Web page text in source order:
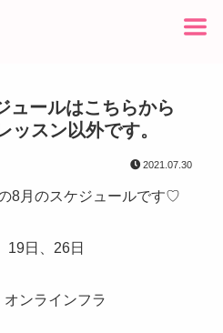
ュールはこちらから
ッスン以外です。
2021.07.30
8月のスケジュールです♡
日、26日
ンラインフラ